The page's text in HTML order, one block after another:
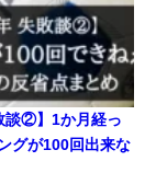
談②】1か月経っ
グが100回出来な